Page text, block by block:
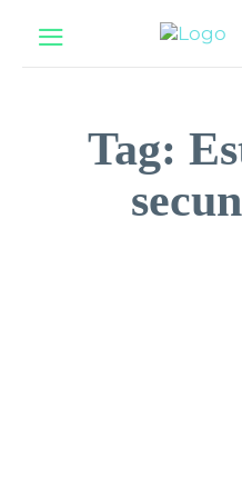
Tag: